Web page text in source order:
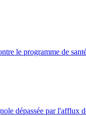
le programme de
dépassée par l'afflux